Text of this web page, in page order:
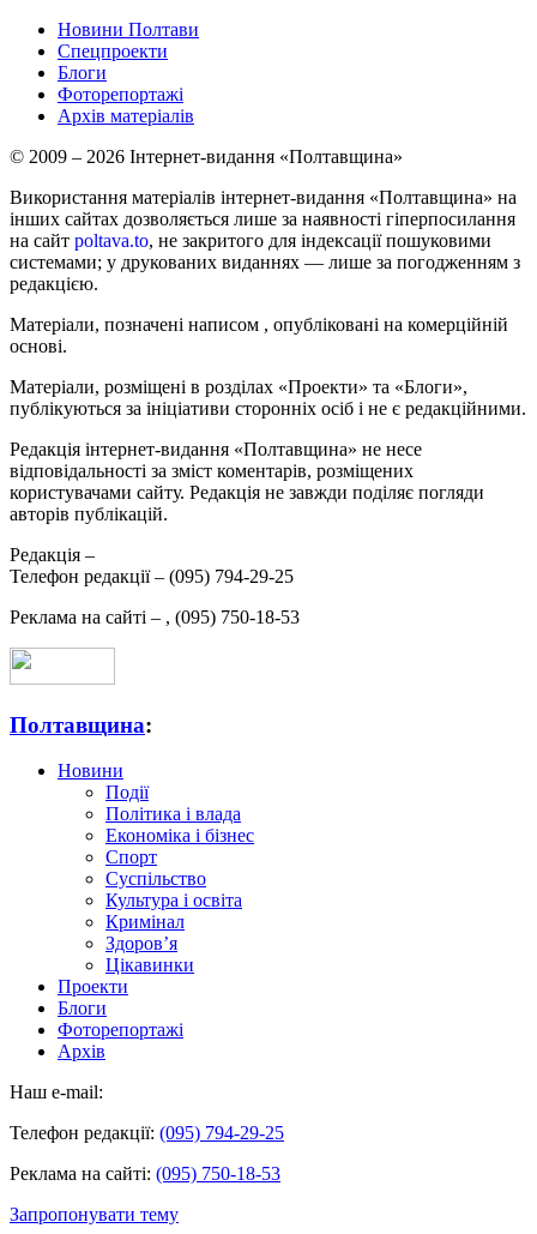
Новини Полтави
Спецпроекти
Блоги
Фоторепортажі
Архів матеріалів
© 2009 – 2026 Інтернет-видання «Полтавщина»
Використання матеріалів інтернет-видання «Полтавщина» на
інших сайтах дозволяється лише за наявності гіперпосилання
на сайт poltava.to, не закритого для індексації пошуковими
системами; у друкованих виданнях — лише за погодженням з
редакцією.
Матеріали, позначені написом , опубліковані на комерційній
основі.
Матеріали, розміщені в розділах «Проекти» та «Блоги»,
публікуються за ініціативи сторонніх осіб і не є редакційними.
Редакція інтернет-видання «Полтавщина» не несе
відповідальності за зміст коментарів, розміщених
користувачами сайту. Редакція не завжди поділяє погляди
авторів публікацій.
Редакція –
Телефон редакції – (095) 794-29-25
Реклама на сайті – , (095) 750-18-53
Полтавщина:
Новини
Події
Політика і влада
Економіка і бізнес
Спорт
Суспільство
Культура і освіта
Кримінал
Здоров’я
Цікавинки
Проекти
Блоги
Фоторепортажі
Архів
Наш e-mail:
Телефон редакції: (095) 794-29-25
Реклама на сайті: (095) 750-18-53
Запропонувати тему